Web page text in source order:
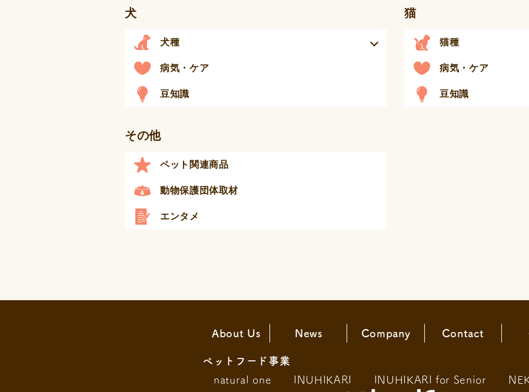
犬
犬種
病気・ケア
豆知識
猫
猫種
病気・ケア
豆知識
その他
ペット関連商品
動物保護団体取材
エンタメ
About Us News Company Contact
ペットフード事業
natural one
INUHIKARI INUHIKARI for Senior